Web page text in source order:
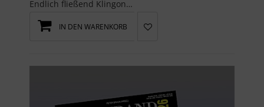
Endlich fließend Klingonisch sprechen wie Sheldon - mit dem offiziellen klingonischen Wörterbuch!...
IN DEN WARENKORB